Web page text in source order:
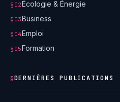
§02Écologie & Énergie
§03Business
§04Emploi
§05Formation
§DERNIÈRES PUBLICATIONS